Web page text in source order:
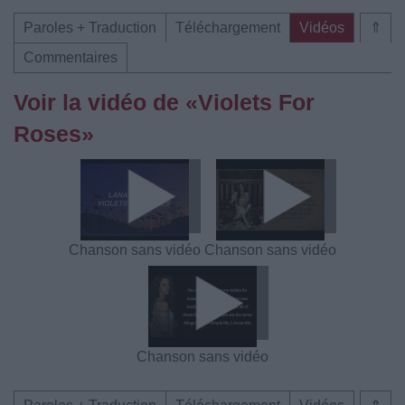
⇑
Paroles + Traduction Téléchargement
Vidéos
Commentaires
Voir la vidéo de «Violets For
Roses»
Chanson sans vidéo Chanson sans vidéo
Chanson sans vidéo